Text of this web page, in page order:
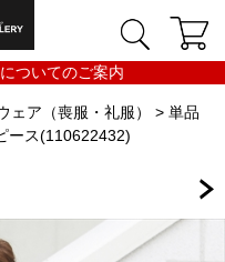
ついてのご案内
ェア（喪服・礼服） > 単品
ース(110622432)